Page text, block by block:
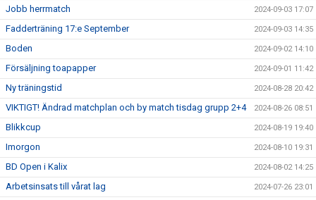
Jobb herrmatch 2024-09-03 17:07
Fadderträning 17:e September 2024-09-03 14:35
Boden 2024-09-02 14:10
Försäljning toapapper 2024-09-01 11:42
Ny träningstid 2024-08-28 20:42
VIKTIGT! Ändrad matchplan och by match tisdag grupp 2+4 2024-08-26 08:51
Blikkcup 2024-08-19 19:40
Imorgon 2024-08-10 19:31
BD Open i Kalix 2024-08-02 14:25
Arbetsinsats till vårat lag 2024-07-26 23:01